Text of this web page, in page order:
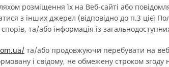
розміщення їх на Веб-сайті або
з інших джерел (відповідно до п.3 цієї
та/або інформація із
та/або продовжуючи перебувати на веб-
і свідому, не обмежену строком